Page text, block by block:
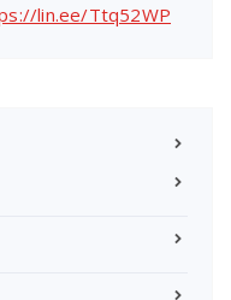
lin.ee/Ttq52WP